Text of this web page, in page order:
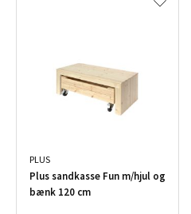
PLUS
Plus sandkasse Fun m/hjul og
bænk 120 cm